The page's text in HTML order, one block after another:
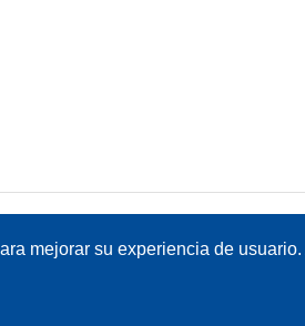
mejorar su experiencia de